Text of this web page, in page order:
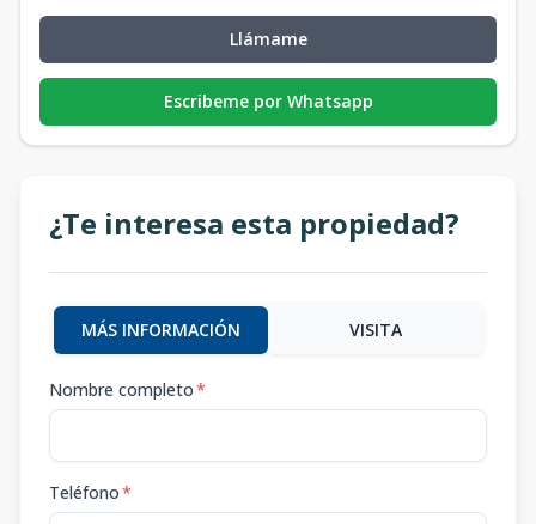
Llámame
Escribeme por Whatsapp
¿Te interesa esta propiedad?
MÁS INFORMACIÓN VISITA
Nombre completo*
Teléfono*